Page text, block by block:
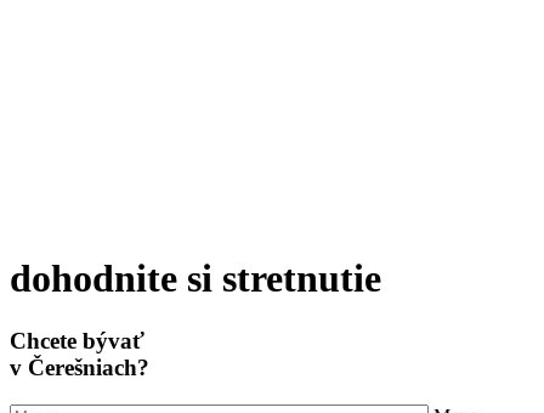
dohodnite si stretnutie
Chcete bývať
v Čerešniach?